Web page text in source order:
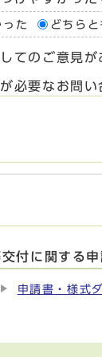
った どちら
てのご意見
が必要なお問
付に関する
申請書・様式